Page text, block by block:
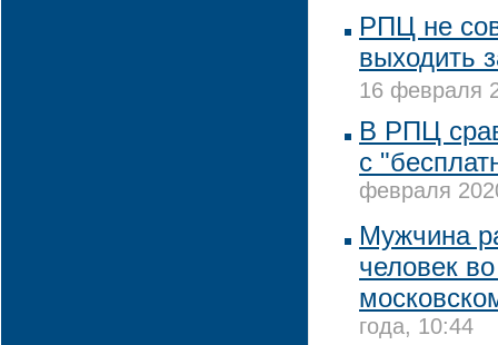
РПЦ не
выходить
16 февраля
В РПЦ
с
февраля
Мужчина
человек
года, 10:44